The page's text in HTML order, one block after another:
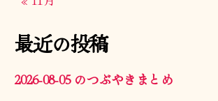
最近の投稿
2026-08-05 のつぶやきまとめ